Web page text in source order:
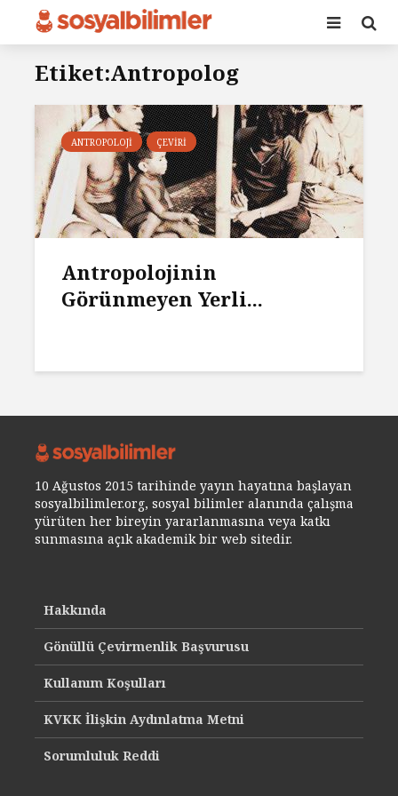
Etiket:Antropolog
ANTROPOLOJI ÇEVIRI
Antropolojinin
Görünmeyen Yerli...
10 Ağustos 2015 tarihinde yayın hayatına başlayan
sosyalbilimler.org, sosyal bilimler alanında çalışma
yürüten her bireyin yararlanmasına veya katkı
sunmasına açık akademik bir web sitedir.
Hakkında
Gönüllü Çevirmenlik Başvurusu
Kullanım Koşulları
KVKK İlişkin Aydınlatma Metni
Sorumluluk Reddi